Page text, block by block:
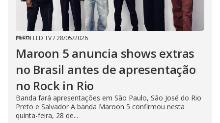
FEED TV/28/05/2026
Maroon 5 anuncia shows extras
no Brasil antes de apresentação
no Rock in Rio
Banda fará apresentações em São Paulo, São José do Rio
Preto e Salvador A banda Maroon 5 confirmou nesta
quinta-feira, 28 de...